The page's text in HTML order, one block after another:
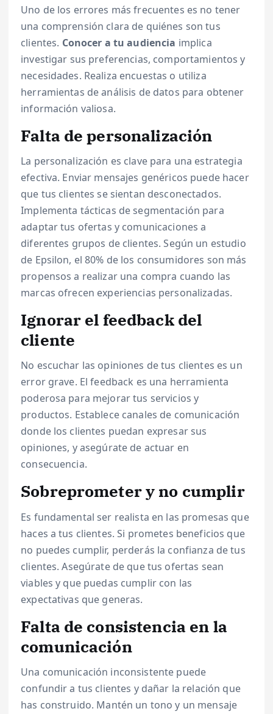
Uno de los errores más frecuentes es no tener
una comprensión clara de quiénes son tus
clientes. Conocer a tu audiencia implica
investigar sus preferencias, comportamientos y
necesidades. Realiza encuestas o utiliza
herramientas de análisis de datos para obtener
información valiosa.
Falta de personalización
La personalización es clave para una estrategia
efectiva. Enviar mensajes genéricos puede hacer
que tus clientes se sientan desconectados.
Implementa tácticas de segmentación para
adaptar tus ofertas y comunicaciones a
diferentes grupos de clientes. Según un estudio
de Epsilon, el 80% de los consumidores son más
propensos a realizar una compra cuando las
marcas ofrecen experiencias personalizadas.
Ignorar el feedback del
cliente
No escuchar las opiniones de tus clientes es un
error grave. El feedback es una herramienta
poderosa para mejorar tus servicios y
productos. Establece canales de comunicación
donde los clientes puedan expresar sus
opiniones, y asegúrate de actuar en
consecuencia.
Sobreprometer y no cumplir
Es fundamental ser realista en las promesas que
haces a tus clientes. Si prometes beneficios que
no puedes cumplir, perderás la confianza de tus
clientes. Asegúrate de que tus ofertas sean
viables y que puedas cumplir con las
expectativas que generas.
Falta de consistencia en la
comunicación
Una comunicación inconsistente puede
confundir a tus clientes y dañar la relación que
has construido. Mantén un tono y un mensaje